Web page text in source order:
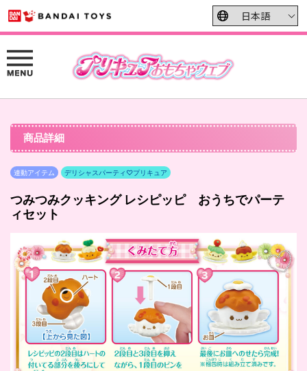
商品詳細
連動アイテム デリシャスパーティ♡プリキュア
つみつみクッキング レシピッピ おうちでパーテ
ィセット